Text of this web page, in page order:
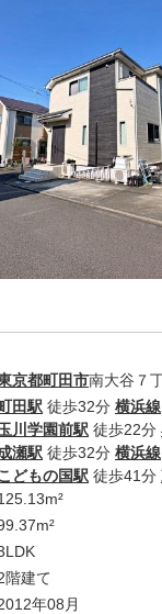
京都町田市南大谷７
田駅 徒歩32分 横浜線
川学園前駅 徒歩22分
瀬駅 徒歩32分 横浜線
どもの国駅 徒歩41分
階建て
年08月